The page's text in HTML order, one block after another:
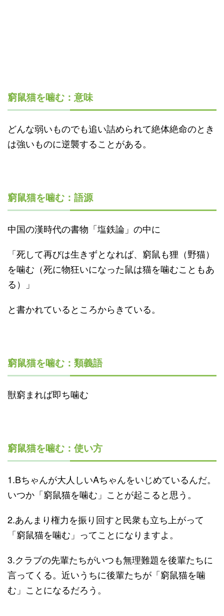
窮鼠猫を噛む：意味
どんな弱いものでも追い詰められて絶体絶命のとき
は強いものに逆襲することがある。
窮鼠猫を噛む：語源
中国の漢時代の書物「塩鉄論」の中に
「死して再びは生きずとなれば、窮鼠も狸（野猫）
を噛む（死に物狂いになった鼠は猫を噛むこともあ
る）」
と書かれているところからきている。
窮鼠猫を噛む：類義語
獣窮まれば即ち噛む
窮鼠猫を噛む：使い方
1.Bちゃんが大人しいAちゃんをいじめているんだ。
いつか「窮鼠猫を噛む」ことが起こると思う。
2.あんまり権力を振り回すと民衆も立ち上がって
「窮鼠猫を噛む」ってことになりますよ。
3.クラブの先輩たちがいつも無理難題を後輩たちに
言ってくる。近いうちに後輩たちが「窮鼠猫を噛
む」ことになるだろう。